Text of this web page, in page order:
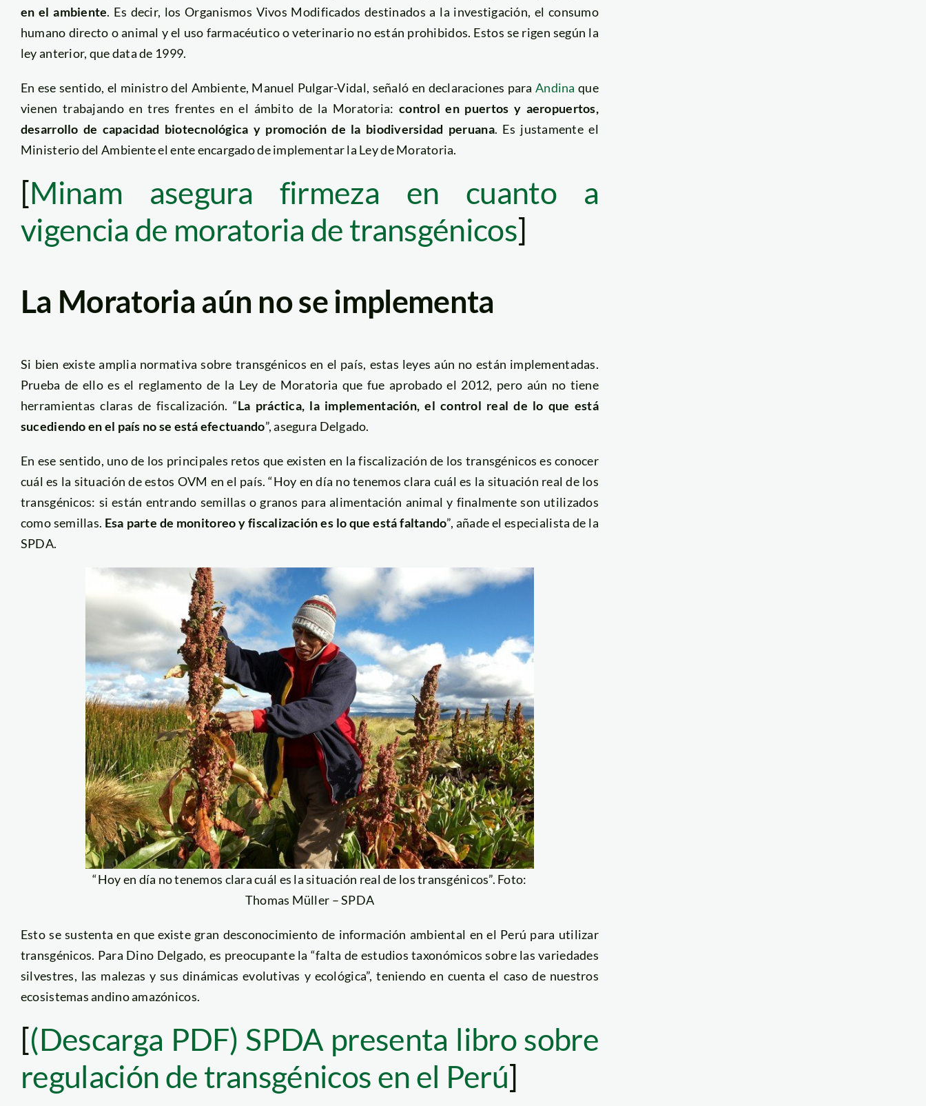
en el ambiente. Es decir, los Organismos Vivos Modificados destinados a la investigación, el consumo
humano directo o animal y el uso farmacéutico o veterinario no están prohibidos. Estos se rigen según la
ley anterior, que data de 1999.
En ese sentido, el ministro del Ambiente, Manuel Pulgar-Vidal, señaló en declaraciones paraAndina que
vienen trabajando en tres frentes en el ámbito de la Moratoria: control en puertos y aeropuertos,
desarrollo de capacidad biotecnológica y promoción de la biodiversidad peruana. Es justamente el
Ministerio del Ambiente el ente encargado de implementar la Ley de Moratoria.
[Minam asegura firmeza en cuanto a
vigencia de moratoria de transgénicos]
La Moratoria aún no se implementa
Si bien existe amplia normativa sobre transgénicos en el país, estas leyes aún no están implementadas.
Prueba de ello es el reglamento de la Ley de Moratoria que fue aprobado el 2012, pero aún no tiene
herramientas claras de fiscalización. “La práctica, la implementación, el control real de lo que está
sucediendo en el país no se está efectuando”, asegura Delgado.
En ese sentido, uno de los principales retos que existen en la fiscalización de los transgénicos es conocer
cuál es la situación de estos OVM en el país. “Hoy en día no tenemos clara cuál es la situación real de los
transgénicos: si están entrando semillas o granos para alimentación animal y finalmente son utilizados
como semillas. Esa parte de monitoreo y fiscalización es lo que está faltando”, añade el especialista de la
SPDA.
“Hoy en día no tenemos clara cuál es la situación real de los transgénicos”. Foto:
Thomas Müller – SPDA
Esto se sustenta en que existe gran desconocimiento de información ambiental en el Perú para utilizar
transgénicos. Para Dino Delgado, es preocupante la “falta de estudios taxonómicos sobre las variedades
silvestres, las malezas y sus dinámicas evolutivas y ecológica”, teniendo en cuenta el caso de nuestros
ecosistemas andino amazónicos.
[(Descarga PDF) SPDA presenta libro sobre
regulación de transgénicos en el Perú]